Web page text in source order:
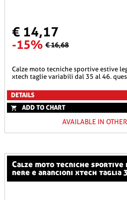
€ 14,17
-15% € 16,68
calze moto tecniche sportive estive leggere grigie e arancioni
xtech taglie variabili dal 35 al 46.
DETAILS
ADD TO CHART
AVAILABLE IN
calze moto tecniche sportive invernali compression
nere e arancioni xtech taglia